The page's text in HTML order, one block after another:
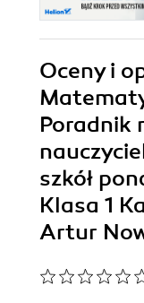
Oceny i
Poradnik
szkół
Klasa 1
Artur